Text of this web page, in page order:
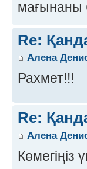
мағынаны
Re:
Алена
Рахмет!!!
Re:
Алена
Көмегіңіз